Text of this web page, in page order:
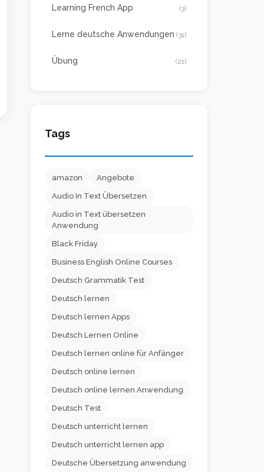
Learning French App (3)
Lerne deutsche Anwendungen (31)
Übung (21)
Tags
amazon Angebote
Audio In Text Übersetzen
Audio in Text übersetzen
Anwendung
Black Friday
Business English Online Courses
Deutsch Grammatik Test
Deutsch lernen
Deutsch lernen Apps
Deutsch Lernen Online
Deutsch lernen online für Anfänger
Deutsch online lernen
Deutsch online lernen Anwendung
Deutsch Test
Deutsch unterricht lernen
Deutsch unterricht lernen app
Deutsche Übersetzung anwendung